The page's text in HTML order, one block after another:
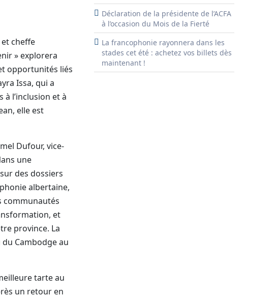
et cheffe
» explorera
opportunités liés
Issa, qui a
l’inclusion et à
elle est
Dufour, vice-
une
des dossiers
albertaine,
communautés
et
province. La
Cambodge au
tarte au
un retour en
Déclaration de la présidente de l’ACFA
à l’occasion du Mois de la Fierté
La francophonie rayonnera dans les
stades cet été : achetez vos billets dès
maintenant !